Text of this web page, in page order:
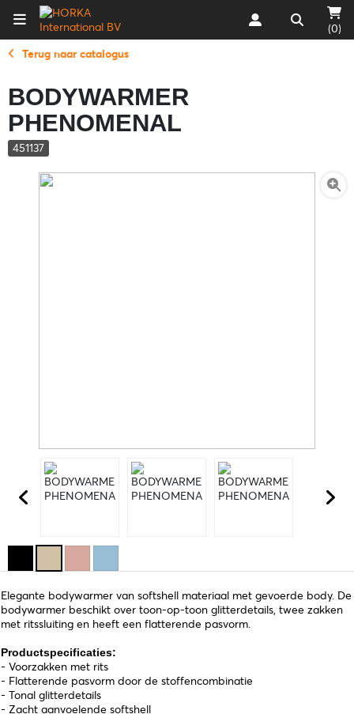
(0)
Terug naar catalogus
BODYWARMER
PHENOMENAL
451137
Elegante bodywarmer van softshell materiaal met gevoerde body. De
bodywarmer beschikt over toon-op-toon glitterdetails, twee zakken
met ritssluiting en heeft een flatterende pasvorm.
Productspecificaties:
- Voorzakken met rits
- Flatterende pasvorm door de stoffencombinatie
- Tonal glitterdetails
- Zacht aanvoelende softshell